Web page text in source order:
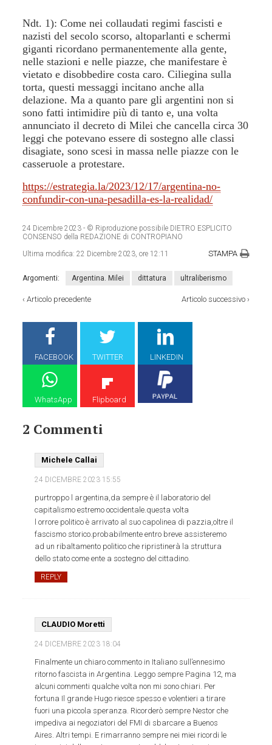
Ndt. 1): Come nei collaudati regimi fascisti e
nazisti del secolo scorso, altoparlanti e schermi
giganti ricordano permanentemente alla gente,
nelle stazioni e nelle piazze, che manifestare è
vietato e disobbedire costa caro. Ciliegina sulla
torta, questi messaggi incitano anche alla
delazione. Ma a quanto pare gli argentini non si
sono fatti intimidire più di tanto e, una volta
annunciato il decreto di Milei che cancella circa 30
leggi che potevano essere di sostegno alle classi
disagiate, sono scesi in massa nelle piazze con le
casseruole a protestare.
https://estrategia.la/2023/12/17/argentina-no-
confundir-con-una-pesadilla-es-la-realidad/
24 Dicembre 2023 - © Riproduzione possibile DIETRO ESPLICITO
CONSENSO della REDAZIONE di CONTROPIANO
Ultima modifica:22 Dicembre 2023, ore 12:11 STAMPA
Argomenti: Argentina. Milei dittatura ultraliberismo
‹Articolo precedente Articolo successivo›
FACEBOOK TWITTER LINKEDIN
WhatsApp Flipboard
2 Commenti
Michele Callai
24 DICEMBRE 2023 15:55
purtroppo l argentina,da sempre è il laboratorio del
capitalismo estremo occidentale.questa volta
l orrore politico è arrivato al suo capolinea di pazzia,oltre il
fascismo storico.probabilmente entro breve assisteremo
ad un ribaltamento politico che ripristinerà la struttura
dello stato come ente a sostegno del cittadino.
REPLY
CLAUDIO Moretti
24 DICEMBRE 2023 18:04
Finalmente un chiaro commento in Italiano sull’ennesimo
ritorno fascista in Argentina. Leggo sempre Pagina 12, ma
alcuni commenti qualche volta non mi sono chiari. Per
fortuna Il grande Hugo riesce spesso e volentieri a tirare
fuori una piccola speranza. Ricorderò sempre Nestor che
impediva ai negoziatori del FMI di sbarcare a Buenos
Aires. Altri tempi. E rimarranno sempre nei miei ricordi le